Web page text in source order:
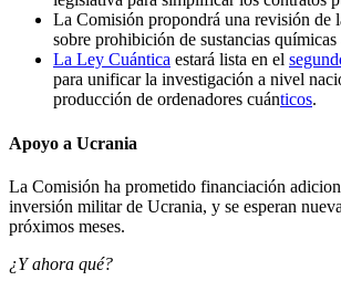
La Comisión propondrá una revisión
sobre prohibición de sustancias
La Ley Cuántica estará lista en el
para unificar la investigación a nivel
producción de ordenadores cuánticos.
Apoyo a Ucrania
La Comisión ha prometido financiación
inversión militar de Ucrania, y se esperan
próximos meses.
¿Y ahora qué?